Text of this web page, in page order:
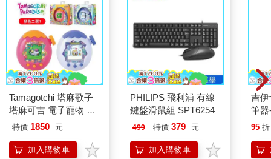
接受胃腸肝膽專科的訓練才滿一年，我已接觸到幾位醫師患者，
有急性膽囊炎切掉膽囊的，有反覆莫名發燒夾雜感冒與腸胃不
適，有無法診斷的怪病，有年紀輕輕就胃潰瘍的，有慢性便秘造
成腹痛的，有前額帶狀泡疹發作的……這是我看到的風景，醫療
與健康之間，本該是相輔相成的佳偶，卻有種緊密又撕裂的矛
盾。
決定參加酵益斷食營的契機，是看到原本體重破百的王嘉熙老
師，再也不復胖，半年中穩定的苗條下來，更重要的，是精氣神
的改變，那種掌握健康之道的自信，假裝不來的。
「瘦下來，只是附加價值，如果動機只在減肥，那你永遠不可能
Tamagotchi 塔麻歌子
塔麻可吉 電子寵物 樂
園系列（熱帶橙果／極
特價 1850 元
加入購物車
PHILIPS 飛利浦 有線
鍵盤滑鼠組 SPT6254
499 特價 379 元
加入購物車
吉
筆器
95 折